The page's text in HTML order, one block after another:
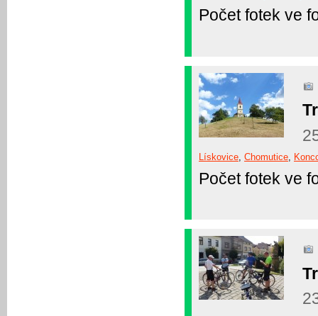
Počet fotek ve
Lískovice, Chomutice,
Počet fotek ve